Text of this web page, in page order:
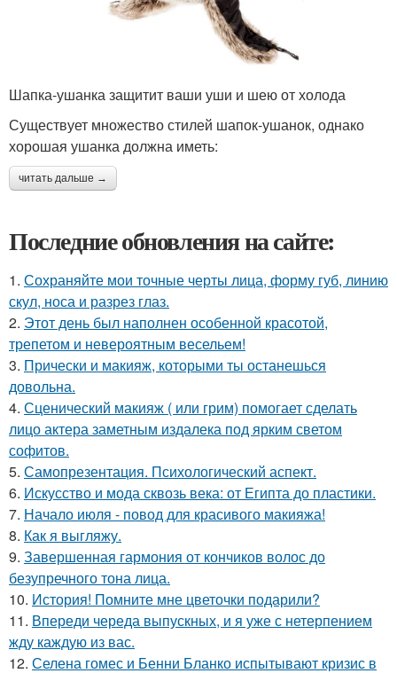
Шапка-ушанка защитит ваши уши и шею от холода
Существует множество стилей шапок-ушанок, однако
хорошая ушанка должна иметь:
читать дальше →
Последние обновления на сайте:
1. Сохраняйте мои точные черты лица, форму губ, линию
скул, носа и разрез глаз.
2. Этот день был наполнен особенной красотой,
трепетом и невероятным весельем!
3. Прически и макияж, которыми ты останешься
довольна.
4. Сценический макияж ( или грим) помогает сделать
лицо актера заметным издалека под ярким светом
софитов.
5. Самопрезентация. Психологический аспект.
6. Искусство и мода сквозь века: от Египта до пластики.
7. Начало июля - повод для красивого макияжа!
8. Как я выгляжу.
9. Завершенная гармония от кончиков волос до
безупречного тона лица.
10. История! Помните мне цветочки подарили?
11. Впереди череда выпускных, и я уже с нетерпением
жду каждую из вас.
12. Селена гомес и Бенни Бланко испытывают кризис в